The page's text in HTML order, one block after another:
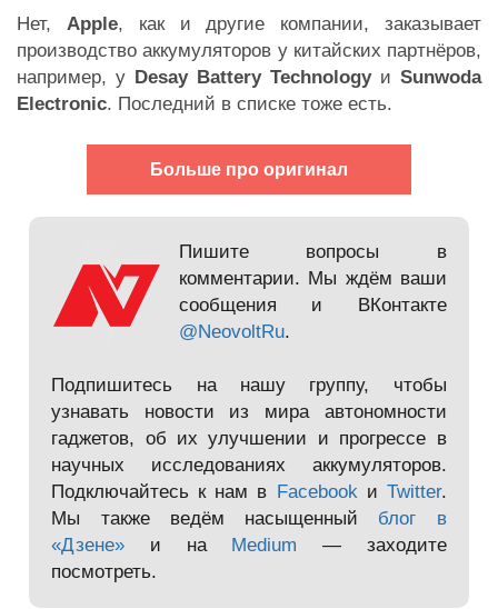
Нет, Apple, как и другие компании, заказывает
производство аккумуляторов у китайских партнёров,
например, у Desay Battery Technologyи Sunwoda
Electronic. Последний в списке тоже есть.
Больше про оригинал
Пишите вопросы в
комментарии. Мы ждём ваши
сообщения и ВКонтакте
@NeovoltRu.
Подпишитесь на нашу группу, чтобы
узнавать новости из мира автономности
гаджетов, об их улучшении и прогрессе в
научных исследованиях аккумуляторов.
Подключайтесь к нам в
Facebookи Twitter.
Мы также ведём насыщенный блог в
«Дзене» и на Medium — заходите
посмотреть.